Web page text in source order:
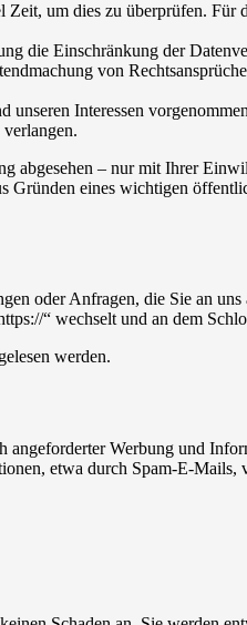
um dies zu überprüfen. Für
die Einschränkung der
von
Interessen
abgesehen – nur mit Ihrer
eines wichtigen
oder Anfragen, die Sie an
“ wechselt und an dem
werden.
Werbung und
etwa durch Spam-E-Mails,